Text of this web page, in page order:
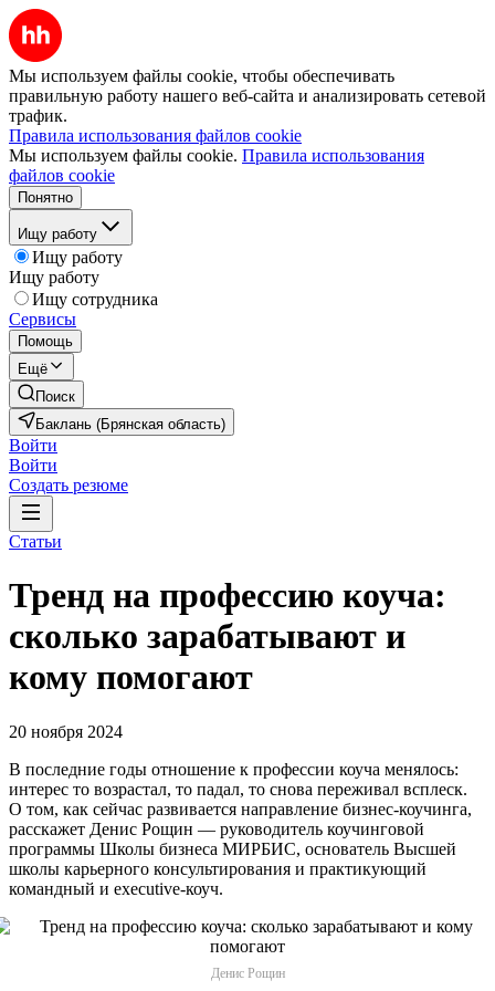
Мы используем файлы cookie, чтобы обеспечивать
правильную работу нашего веб-сайта и анализировать сетевой
трафик.
Правила использования файлов cookie
Мы используем файлы cookie. Правила использования
файлов cookie
Понятно
Ищу работу
Ищу работу
Ищу работу
Ищу сотрудника
Сервисы
Помощь
Ещё
Поиск
Баклань (Брянская область)
Войти
Войти
Создать резюме
Статьи
Тренд на профессию коуча:
сколько зарабатывают и
кому помогают
20 ноября 2024
В последние годы отношение к профессии коуча менялось:
интерес то возрастал, то падал, то снова переживал всплеск.
О том, как сейчас развивается направление бизнес-коучинга,
расскажет Денис Рощин — руководитель коучинговой
программы Школы бизнеса МИРБИС, основатель Высшей
школы карьерного консультирования и практикующий
командный и executive-коуч.
Денис Рощин